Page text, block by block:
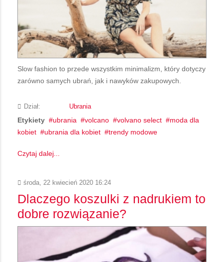
Slow fashion to przede wszystkim minimalizm, który dotyczy
zarówno samych ubrań, jak i nawyków zakupowych.
Dział: Ubrania
Etykiety ubrania volcano volvano select
moda dla
kobiet
ubrania dla kobiet trendy modowe
Czytaj dalej...
środa, 22 kwiecień 2020 16:24
Dlaczego koszulki z nadrukiem to
dobre rozwiązanie?